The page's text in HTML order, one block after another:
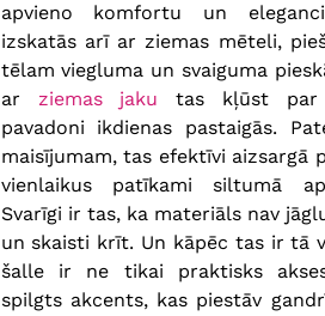
apvieno komfortu un
izskatās arī ar ziemas mēteli,
tēlam viegluma un svaiguma
ar ziemas jaku tas kļūst par
pavadoni ikdienas pastaigās.
maisījumam, tas efektīvi aizsargā
vienlaikus patīkami siltumā
Svarīgi ir tas, ka materiāls nav
un skaisti krīt. Un kāpēc tas ir tā
šalle ir ne tikai praktisks
spilgts akcents, kas piestāv